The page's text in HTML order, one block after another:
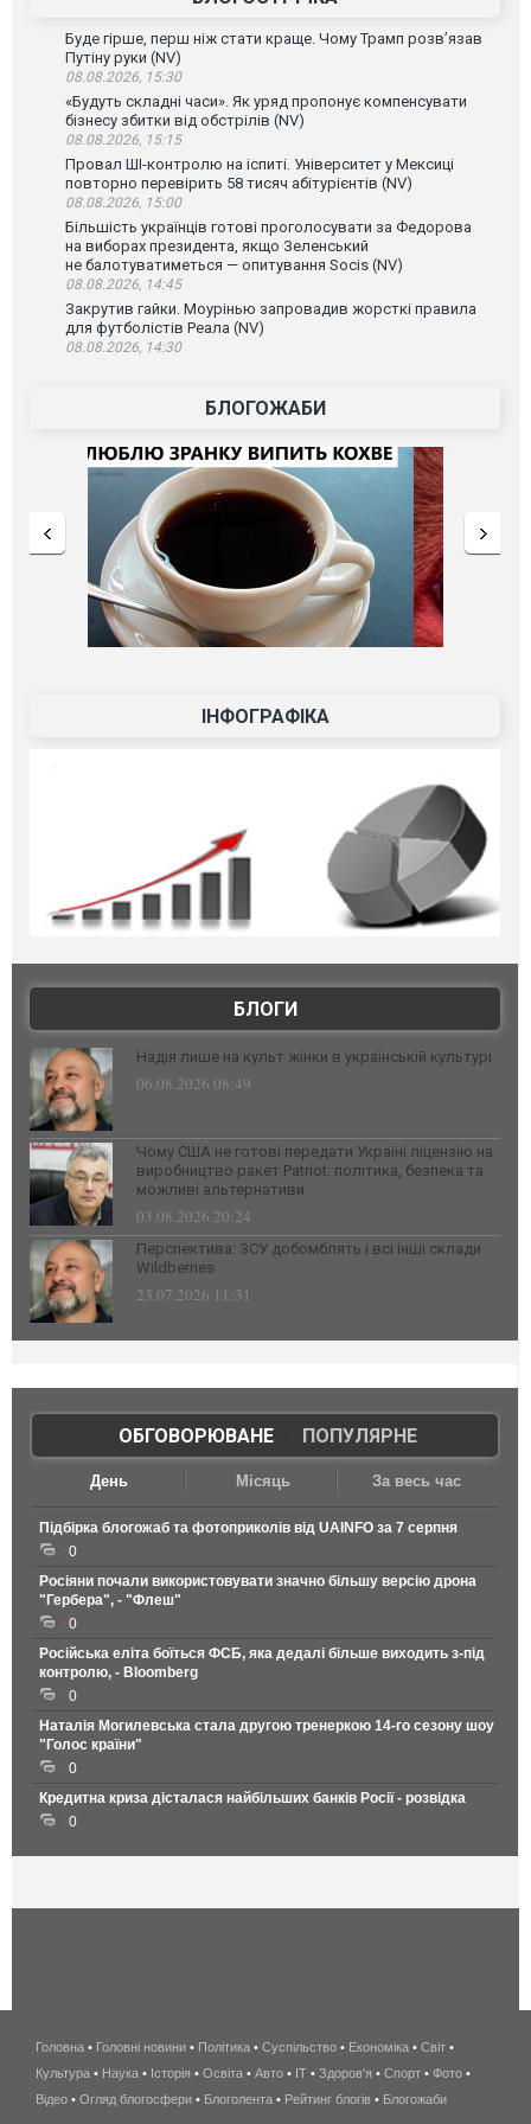
Буде гірше, перш ніж стати краще. Чому Трамп розв’язав
Путіну руки (NV)
08.08.2026, 15:30
«Будуть складні часи». Як уряд пропонує компенсувати
бізнесу збитки від обстрілів (NV)
08.08.2026, 15:15
Провал ШІ-контролю на іспиті. Університет у Мексиці
повторно перевірить 58 тисяч абітурієнтів (NV)
08.08.2026, 15:00
Більшість українців готові проголосувати за Федорова
на виборах президента, якщо Зеленський
не балотуватиметься — опитування Socis (NV)
08.08.2026, 14:45
Закрутив гайки. Моурінью запровадив жорсткі правила
для футболістів Реала (NV)
08.08.2026, 14:30
БЛОГОЖАБИ
ІНФОГРАФІКА
БЛОГИ
Надія лише на культ жінки в українській культурі
06.08.2026 08:49
Чому США не готові передати Україні ліцензію на
виробництво ракет Patriot: політика, безпека та
можливі альтернативи
03.08.2026 20:24
Перспектива: ЗСУ добомблять і всі інші склади
Wildberries
23.07.2026 11:31
ОБГОВОРЮВАНЕ| ПОПУЛЯРНЕ
День Місяць За весь час
Підбірка блогожаб та фотоприколів від UAINFO за 7 серпня
0
Росіяни почали використовувати значно більшу версію дрона
"Гербера", - "Флеш"
0
Російська еліта боїться ФСБ, яка дедалі більше виходить з-під
контролю, - Bloomberg
0
Наталія Могилевська стала другою тренеркою 14-го сезону шоу
"Голос країни"
0
Кредитна криза дісталася найбільших банків Росії - розвідка
0
беспроводной
интернет
киев
Головна • Головні новини • Політика • Суспільство • Економіка • Світ •
Культура • Наука • Історія • Освіта • Авто • IT • Здоров'я • Спорт • Фото •
Відео • Огляд блогосфери • Блоголента • Рейтинг блогів • Блогожаби